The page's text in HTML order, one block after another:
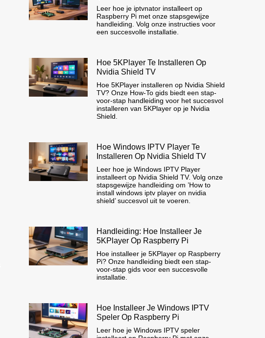
Leer hoe je iptvnator installeert op
Raspberry Pi met onze stapsgewijze
handleiding. Volg onze instructies voor
een succesvolle installatie.
Hoe 5KPlayer Te Installeren Op
Nvidia Shield TV
Hoe 5KPlayer installeren op Nvidia Shield
TV? Onze How-To gids biedt een stap-
voor-stap handleiding voor het succesvol
installeren van 5KPlayer op je Nvidia
Shield.
Hoe Windows IPTV Player Te
Installeren Op Nvidia Shield TV
Leer hoe je Windows IPTV Player
installeert op Nvidia Shield TV. Volg onze
stapsgewijze handleiding om ’How to
install windows iptv player on nvidia
shield’ succesvol uit te voeren.
Handleiding: Hoe Installeer Je
5KPlayer Op Raspberry Pi
Hoe installeer je 5KPlayer op Raspberry
Pi? Onze handleiding biedt een stap-
voor-stap gids voor een succesvolle
installatie.
Hoe Installeer Je Windows IPTV
Speler Op Raspberry Pi
Leer hoe je Windows IPTV speler